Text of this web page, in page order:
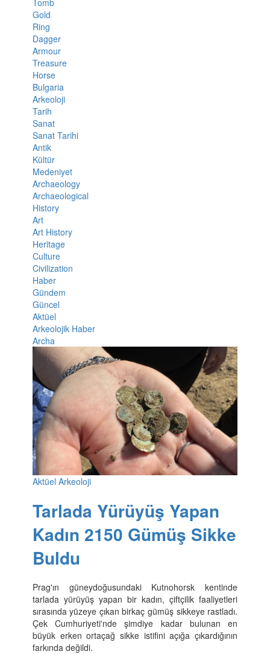
Gold
Ring
Dagger
Armour
Treasure
Horse
Bulgaria
Arkeoloji
Tarih
Sanat
Sanat Tarihi
Antik
Kültür
Medeniyet
Archaeology
Archaeological
History
Art
Art History
Heritage
Culture
Civilization
Haber
Gündem
Güncel
Aktüel
Arkeolojik Haber
Archa
Aktüel Arkeoloji
Tarlada Yürüyüş Yapan
Kadın 2150 Gümüş Sikke
Buldu
Prag'ın güneydoğusundaki Kutnohorsk kentinde
tarlada yürüyüş yapan bir kadın, çiftçilik faaliyetleri
sırasında yüzeye çıkan birkaç gümüş sikkeye rastladı.
Çek Cumhuriyeti'nde şimdiye kadar bulunan en
büyük erken ortaçağ sikke istifini açığa çıkardığının
farkında değildi.